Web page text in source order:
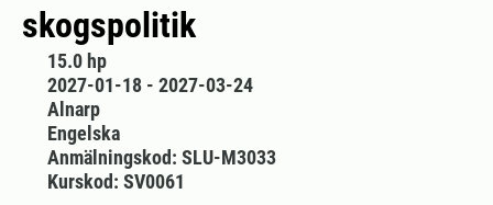
skogspolitik
15.0 hp
2027-01-18 - 2027-03-24
Alnarp
Engelska
Anmälningskod: SLU-M3033
Kurskod: SV0061